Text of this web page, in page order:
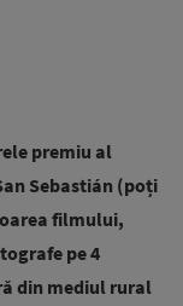
premiu al
Sebastián (poți
filmului,
pe 4
din mediul rural